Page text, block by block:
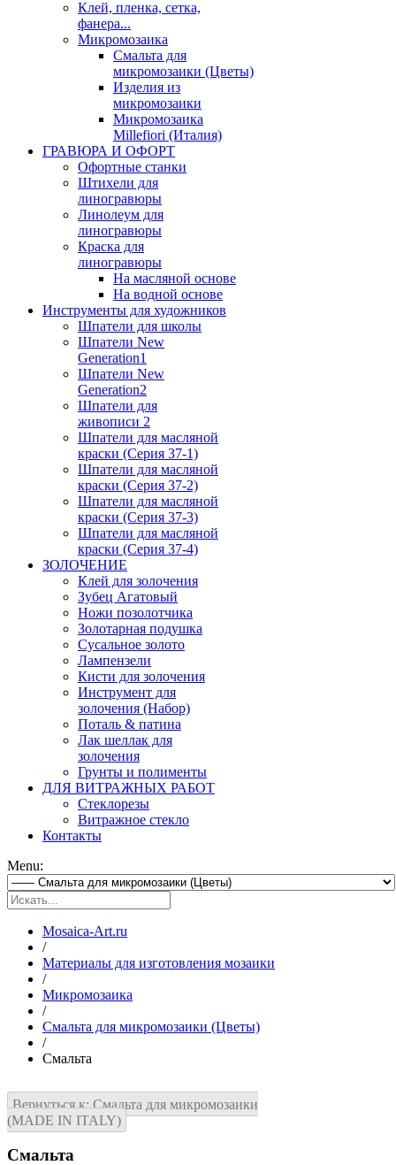
Клей, пленка, сетка,
фанера...
Микромозаика
Смальта для
микромозаики (Цветы)
Изделия из
микромозаики
Микромозаика
Millefiori (Италия)
ГРАВЮРА И ОФОРТ
Офортные станки
Штихели для
линогравюры
Линолеум для
линогравюры
Краска для
линогравюры
На масляной основе
На водной основе
Инструменты для художников
Шпатели для школы
Шпатели New
Generation1
Шпатели New
Generation2
Шпатели для
живописи 2
Шпатели для масляной
краски (Серия 37-1)
Шпатели для масляной
краски (Серия 37-2)
Шпатели для масляной
краски (Серия 37-3)
Шпатели для масляной
краски (Серия 37-4)
ЗОЛОЧЕНИЕ
Клей для золочения
Зубец Агатовый
Ножи позолотчика
Золотарная подушка
Сусальное золото
Лампензели
Кисти для золочения
Инструмент для
золочения (Набор)
Поталь & патина
Лак шеллак для
золочения
Грунты и полименты
ДЛЯ ВИТРАЖНЫХ РАБОТ
Стеклорезы
Витражное стекло
Контакты
Menu:
Mosaica-Art.ru
/
Материалы для изготовления мозаики
/
Микромозаика
/
Смальта для микромозаики (Цветы)
/
Смальта
Вернуться к: Смальта для микромозаики
(MADE IN ITALY)
Смальта